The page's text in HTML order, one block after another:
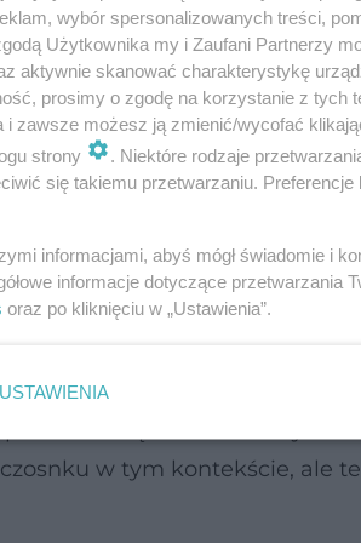
danych sugeruje, że
zdolność organizmu do
zawarte w czosnku mogą
w tym kontekście, ale
wybór spersonalizowanych treści,
Użytkownika my i Zaufani Partnerzy
aktywnie skanować charakterystykę
prosimy o zgodę na korzystanie z tych
i zawsze możesz ją zmienić/wycofać
strony
. Niektóre rodzaje
się takiemu przetwarzaniu. Preferencje
informacjami, abyś mógł świadomie i
informacje dotyczące przetwarzania
oraz po kliknięciu w „Ustawienia”.
USTAWIENIA